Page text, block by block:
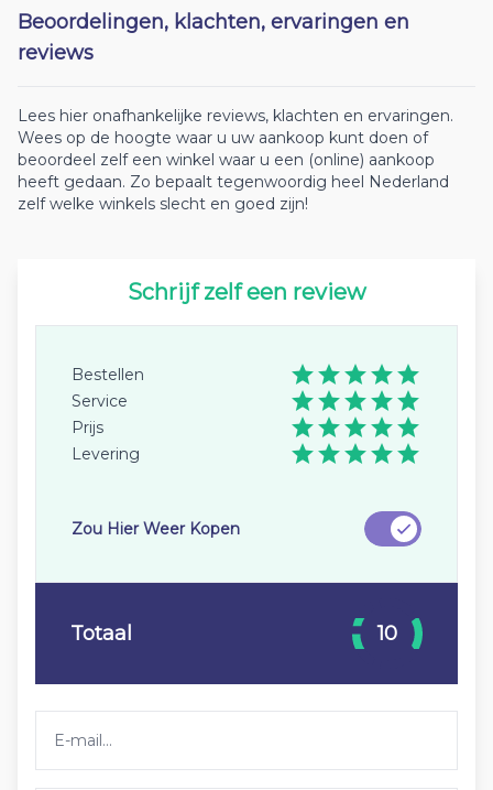
Beoordelingen, klachten, ervaringen en
reviews
Lees hier onafhankelijke reviews, klachten en ervaringen.
Wees op de hoogte waar u uw aankoop kunt doen of
beoordeel zelf een winkel waar u een (online) aankoop
heeft gedaan. Zo bepaalt tegenwoordig heel Nederland
zelf welke winkels slecht en goed zijn!
Schrijf zelf een review
Bestellen
Service
Prijs
Levering
Zou Hier Weer Kopen
Totaal 10